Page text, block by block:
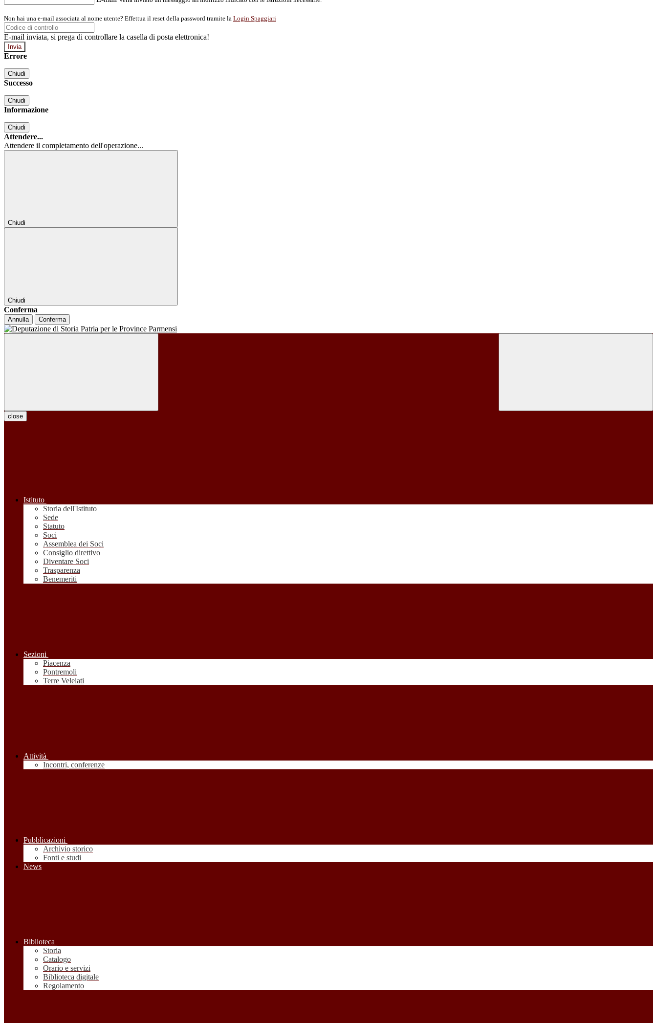
Non hai una e-mail associata al nome utente? Effettua il reset della password tramite la Login Spaggiari
E-mail inviata, si prega di controllare la casella di posta elettronica!
Errore
Chiudi
Successo
Chiudi
Informazione
Chiudi
Attendere...
Attendere il completamento dell'operazione...
Chiudi
Chiudi
Conferma
Annulla Conferma
close
Istituto
Storia dell'Istituto
Sede
Statuto
Soci
Assemblea dei Soci
Consiglio direttivo
Diventare Soci
Trasparenza
Benemeriti
Sezioni
Piacenza
Pontremoli
Terre Veleiati
Attività
Incontri, conferenze
Pubblicazioni
Archivio storico
Fonti e studi
News
Biblioteca
Storia
Catalogo
Orario e servizi
Biblioteca digitale
Regolamento